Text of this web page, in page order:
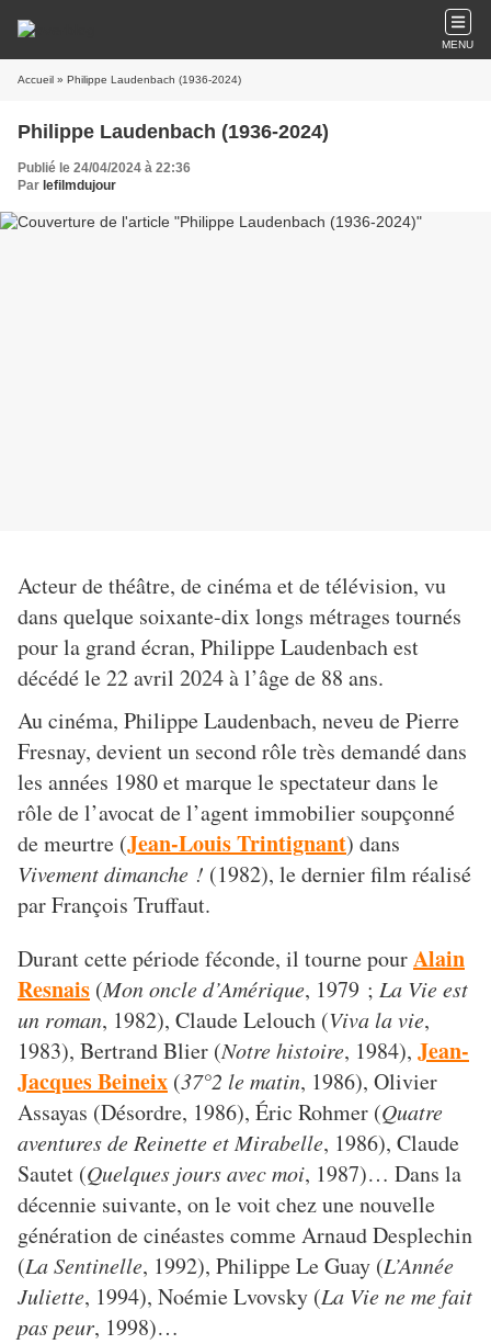
MENU
Accueil » Philippe Laudenbach (1936-2024)
Philippe Laudenbach (1936-2024)
Publié le 24/04/2024 à 22:36
Par lefilmdujour
Acteur de théâtre, de cinéma et de télévision, vu
dans quelque soixante-dix longs métrages tournés
pour la grand écran, Philippe Laudenbach est
décédé le 22 avril 2024 à l’âge de 88 ans.
Au cinéma, Philippe Laudenbach, neveu de Pierre
Fresnay, devient un second rôle très demandé dans
les années 1980 et marque le spectateur dans le
rôle de l’avocat de l’agent immobilier soupçonné
de meurtre (Jean-Louis Trintignant) dans
Vivement dimanche ! (1982), le dernier film réalisé
par François Truffaut.
Durant cette période féconde, il tourne pourAlain
Resnais (Mon oncle d’Amérique, 1979 ; La Vie est
un roman, 1982), Claude Lelouch (Viva la vie,
1983), Bertrand Blier (Notre histoire, 1984), Jean-
Jacques Beineix (37°2 le matin, 1986), Olivier
Assayas (Désordre, 1986), Éric Rohmer (Quatre
aventures de Reinette et Mirabelle, 1986), Claude
Sautet (Quelques jours avec moi, 1987)… Dans la
décennie suivante, on le voit chez une nouvelle
génération de cinéastes comme Arnaud Desplechin
(La Sentinelle, 1992), Philippe Le Guay (L’Année
Juliette, 1994), Noémie Lvovsky (La Vie ne me fait
pas peur, 1998)…